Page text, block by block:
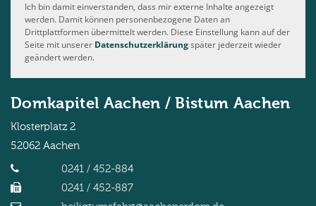
Ich bin damit einverstanden, dass mir externe Inhalte angezeigt
werden. Damit können personenbezogene Daten an
Drittplattformen übermittelt werden. Diese Einstellung kann auf der
Seite mit unserer Datenschutzerklärungspäter jederzeit wieder
geändert werden.
Domkapitel Aachen / Bistum Aachen
Klosterplatz 2
52062 Aachen
0241 / 452-884
0241 / 452-887